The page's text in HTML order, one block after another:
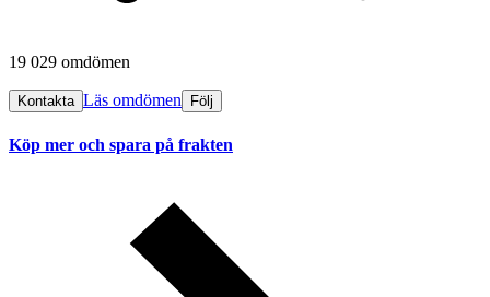
19 029 omdömen
Kontakta Läs omdömen Följ
Köp mer och spara på frakten